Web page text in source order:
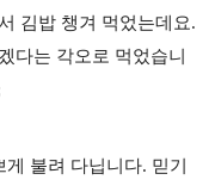
김밥 챙겨 먹었는데요.
다는 각오로 먹었습니
불려 다닙니다. 믿기